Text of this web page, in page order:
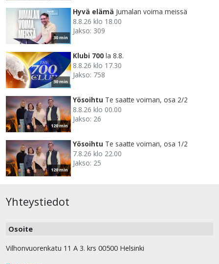
30 min
Hyvä elämä Jumalan voima meissä
8.8.26 klo 18.00
Jakso: 309
30 min
Klubi 700 la 8.8.
8.8.26 klo 17.30
Jakso: 758
120 min
Yösoihtu Te saatte voiman, osa 2/2
8.8.26 klo 00.00
Jakso: 26
120 min
Yösoihtu Te saatte voiman, osa 1/2
7.8.26 klo 22.00
Jakso: 25
Yhteystiedot
Osoite
Vilhonvuorenkatu 11 A 3. krs 00500 Helsinki